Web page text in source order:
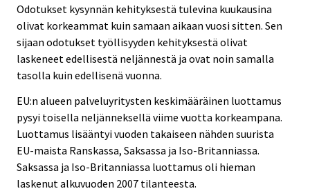
Odotukset kysynnän kehityksestä tulevina kuukausina
olivat korkeammat kuin samaan aikaan vuosi sitten. Sen
sijaan odotukset työllisyyden kehityksestä olivat
laskeneet edellisestä neljännestä ja ovat noin samalla
tasolla kuin edellisenä vuonna.
EU:n alueen palveluyritysten keskimääräinen luottamus
pysyi toisella neljänneksellä viime vuotta korkeampana.
Luottamus lisääntyi vuoden takaiseen nähden suurista
EU-maista Ranskassa, Saksassa ja Iso-Britanniassa.
Saksassa ja Iso-Britanniassa luottamus oli hieman
laskenut alkuvuoden 2007 tilanteesta.